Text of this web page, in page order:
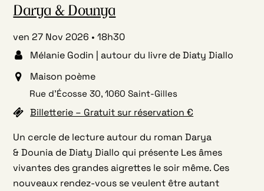
Darya & Dounya
ven 27 Nov 2026
18h30
Mélanie Godin | autour du livre de Diaty Diallo
Maison poème
Rue d’Écosse 30, 1060 Saint-Gilles
Billetterie – Gratuit sur réservation €
Un cercle de lecture autour du roman Darya
& Dounia de Diaty Diallo qui présente Les âmes
vivantes des grandes aigrettes le soir même. Ces
nouveaux rendez-vous se veulent être autant